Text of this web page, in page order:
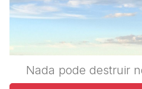
Nada pode destruir